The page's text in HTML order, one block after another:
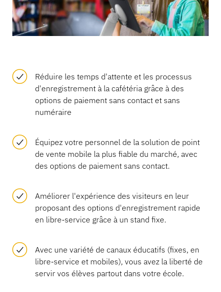
Réduire les temps d'attente et les processus
d'enregistrement à la cafétéria grâce à des
options de paiement sans contact et sans
numéraire
Équipez votre personnel de la solution de point
de vente mobile la plus fiable du marché, avec
des options de paiement sans contact.
Améliorer l'expérience des visiteurs en leur
proposant des options d'enregistrement rapide
en libre-service grâce à un stand fixe.
Avec une variété de canaux éducatifs (fixes, en
libre-service et mobiles), vous avez la liberté de
servir vos élèves partout dans votre école.